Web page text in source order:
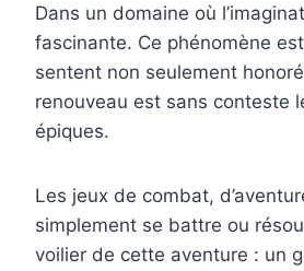
Dans un domaine où
fascinante. Ce phénomène
sentent non seulement
renouveau est sans conteste
épiques.
Les jeux de combat,
simplement se battre ou
voilier de cette aventure : un